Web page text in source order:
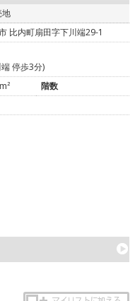
地
比内町扇田字下川端29-1
停歩3分)
階数